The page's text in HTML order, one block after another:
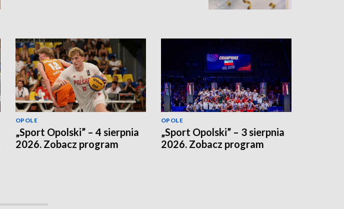
OPOLE
„Sport Opolski” – 4 sierpnia
2026. Zobacz program
OPOLE
„Sport Opolski” – 3 sierpnia
2026. Zobacz program